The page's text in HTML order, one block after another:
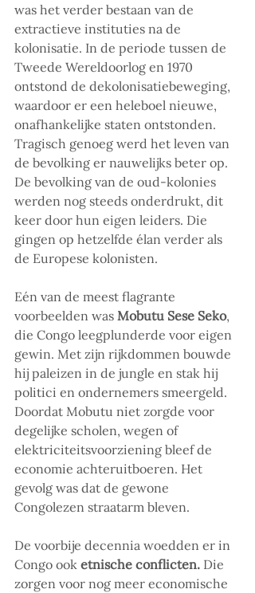
was het verder bestaan van de
extractieve instituties na de
kolonisatie. In de periode tussen de
Tweede Wereldoorlog en 1970
ontstond de dekolonisatiebeweging,
waardoor er een heleboel nieuwe,
onafhankelijke staten ontstonden.
Tragisch genoeg werd het leven van
de bevolking er nauwelijks beter op.
De bevolking van de oud-kolonies
werden nog steeds onderdrukt, dit
keer door hun eigen leiders. Die
gingen op hetzelfde élan verder als
de Europese kolonisten.
Eén van de meest flagrante
voorbeelden was Mobutu Sese Seko,
die Congo leegplunderde voor eigen
gewin. Met zijn rijkdommen bouwde
hij paleizen in de jungle en stak hij
politici en ondernemers smeergeld.
Doordat Mobutu niet zorgde voor
degelijke scholen, wegen of
elektriciteitsvoorziening bleef de
economie achteruitboeren. Het
gevolg was dat de gewone
Congolezen straatarm bleven.
De voorbije decennia woedden er in
Congo ook etnische conflicten. Die
zorgen voor nog meer economische